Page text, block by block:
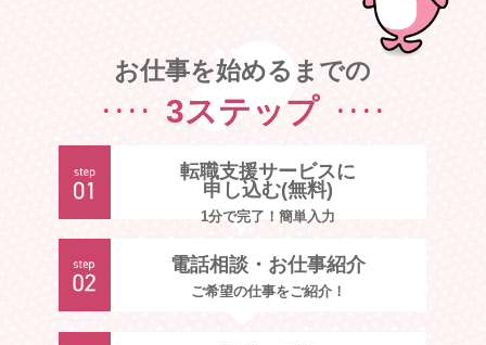
お仕事を始めるまでの
3ステップ
転職支援サービスに
申し込む(無料)
1分で完了！簡単入力
電話相談・お仕事紹介
ご希望の仕事をご紹介！